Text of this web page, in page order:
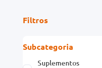
Filtros
Subcategoria
Suplementos